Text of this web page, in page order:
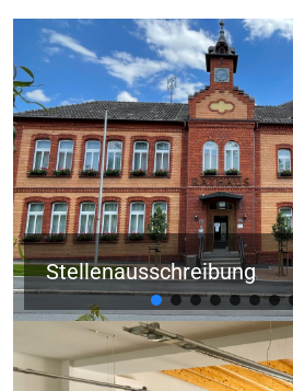
Stellenausschreibung